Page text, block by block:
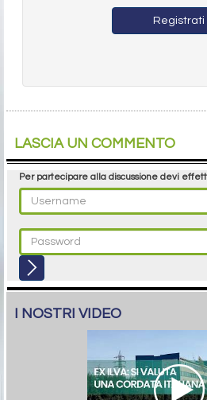
Registrati
LASCIA UN COMMENTO
Per partecipare alla discussione devi
I NOSTRI VIDEO